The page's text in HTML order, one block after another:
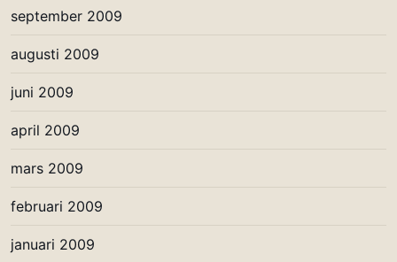
september 2009
augusti 2009
juni 2009
april 2009
mars 2009
februari 2009
januari 2009